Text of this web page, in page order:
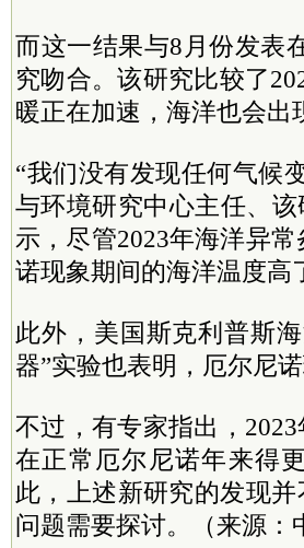
而这一结果与8月份发表
究吻合。该研究比较了
暖正在加速，海洋也会出
“我们没有发现任何气候
与环境研究中心主任、该
示，尽管2023年海洋异
诺现象期间的海洋温度高
此外，美国斯克利普斯
器”实验也表明，厄尔尼
不过，有专家指出，
在正常厄尔尼诺年来得
此，上述新研究的发现
问题需要探讨。（来源：